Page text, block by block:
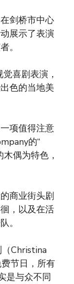
剑桥市中心
展示了表演
。
喜剧表演，
色的当地美
项值得注意
的“
偶为特色，
商业街头剧
，以及在活
。
（Christina
节日，所有
是与众不同